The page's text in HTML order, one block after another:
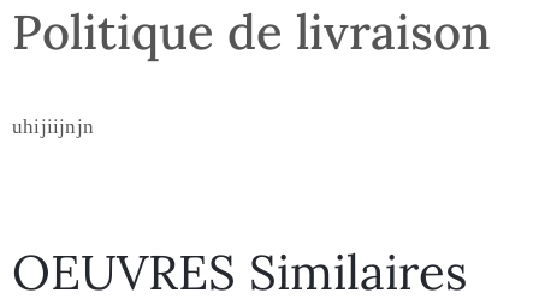
Politique de livraison
uhijiijnjn
OEUVRES Similaires